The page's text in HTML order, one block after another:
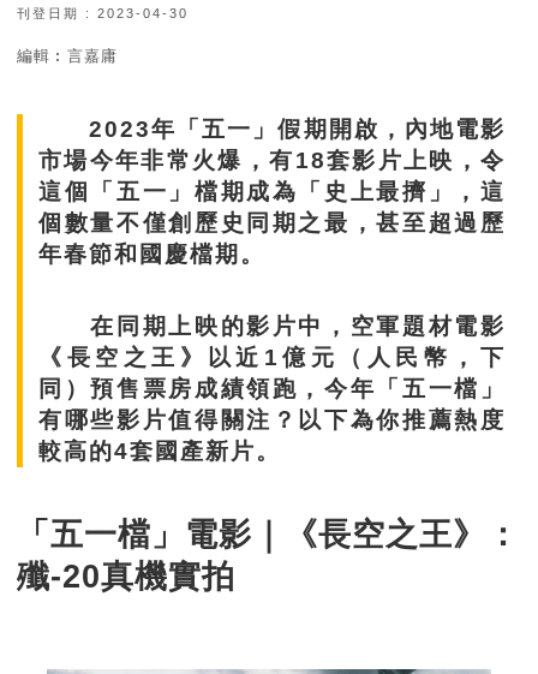
刊登日期 : 2023-04-30
編輯︰言嘉庸
2023年「五一」假期開啟，內地電影
市場今年非常火爆，有18套影片上映，令
這個「五一」檔期成為「史上最擠」，這
個數量不僅創歷史同期之最，甚至超過歷
年春節和國慶檔期。
在同期上映的影片中，空軍題材電影
《長空之王》以近1億元（人民幣，下
同）預售票房成績領跑，今年「五一檔」
有哪些影片值得關注？以下為你推薦熱度
較高的4套國產新片。
「五一檔」電影｜《長空之王》：
殲-20真機實拍